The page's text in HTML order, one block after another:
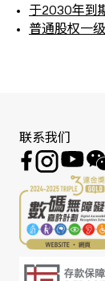
于2030年到
普通股权一
联系我们